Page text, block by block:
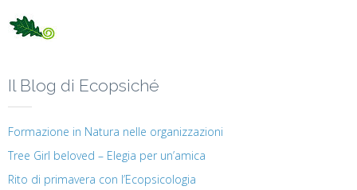
Il Blog di Ecopsiché
Formazione in Natura nelle organizzazioni
Tree Girl beloved – Elegia per un’amica
Rito di primavera con l’Ecopsicologia